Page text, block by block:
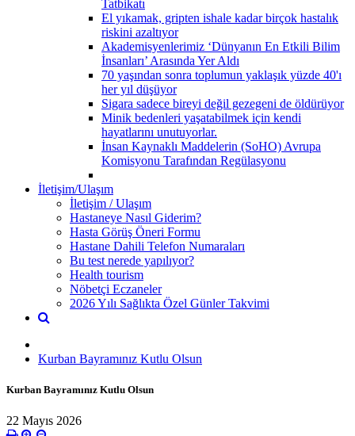
Tatbikatı
El yıkamak, gripten ishale kadar birçok hastalık
riskini azaltıyor
Akademisyenlerimiz ‘Dünyanın En Etkili Bilim
İnsanları’ Arasında Yer Aldı
70 yaşından sonra toplumun yaklaşık yüzde 40'ı
her yıl düşüyor
Sigara sadece bireyi değil gezegeni de öldürüyor
Minik bedenleri yaşatabilmek için kendi
hayatlarını unutuyorlar.
İnsan Kaynaklı Maddelerin (SoHO) Avrupa
Komisyonu Tarafından Regülasyonu
İletişim/Ulaşım
İletişim / Ulaşım
Hastaneye Nasıl Giderim?
Hasta Görüş Öneri Formu
Hastane Dahili Telefon Numaraları
Bu test nerede yapılıyor?
Health tourism
Nöbetçi Eczaneler
2026 Yılı Sağlıkta Özel Günler Takvimi
Kurban Bayramınız Kutlu Olsun
Kurban Bayramınız Kutlu Olsun
22 Mayıs 2026